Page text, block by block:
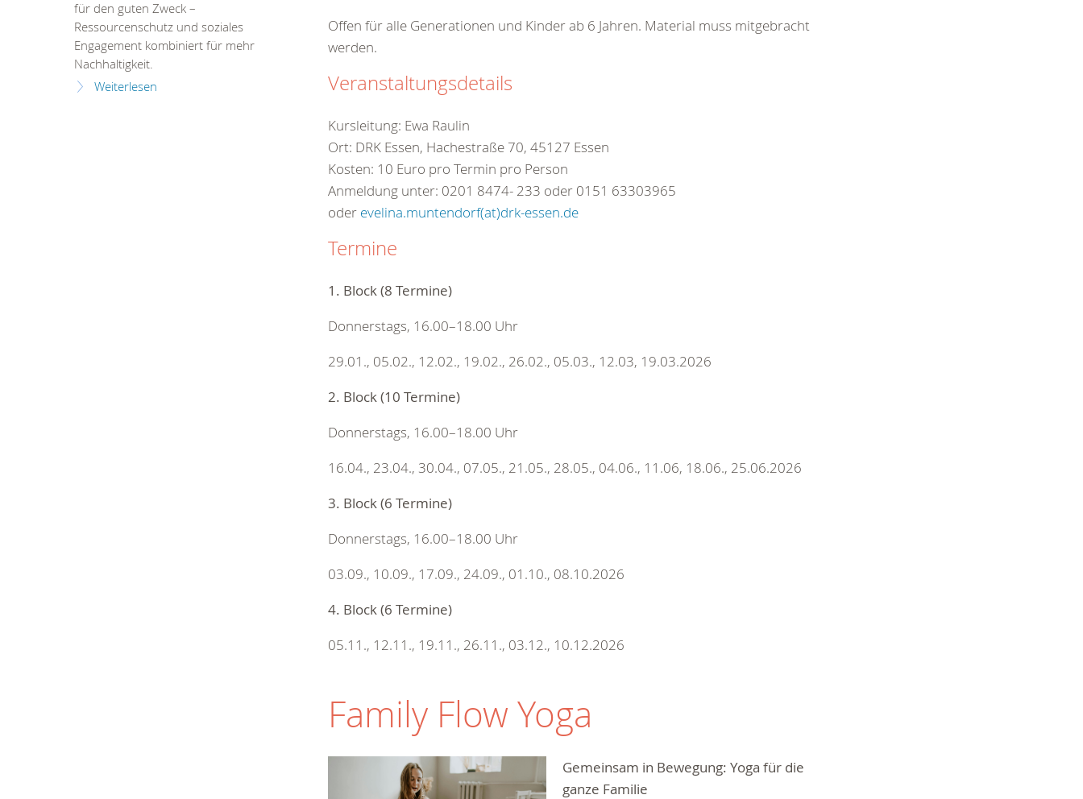
Offen für alle Generationen und Kinder ab 6 Jahren. Material muss mitgebracht
werden.
Veranstaltungsdetails
Kursleitung: Ewa Raulin
Ort: DRK Essen, Hachestraße 70, 45127 Essen
Kosten: 10 Euro pro Termin pro Person
Anmeldung unter: 0201 8474- 233 oder 0151 63303965
oder evelina.muntendorf(at)drk-essen.de
Termine
1. Block (8 Termine)
Donnerstags, 16.00–18.00 Uhr
29.01., 05.02., 12.02., 19.02., 26.02., 05.03., 12.03, 19.03.2026
2. Block (10 Termine)
Donnerstags, 16.00–18.00 Uhr
16.04., 23.04., 30.04., 07.05., 21.05., 28.05., 04.06., 11.06, 18.06., 25.06.2026
3. Block (6 Termine)
Donnerstags, 16.00–18.00 Uhr
03.09., 10.09., 17.09., 24.09., 01.10., 08.10.2026
4. Block (6 Termine)
05.11., 12.11., 19.11., 26.11., 03.12., 10.12.2026
Family Flow Yoga
Gemeinsam in Bewegung: Yoga für die
ganze Familie
für den guten Zweck –
Ressourcenschutz und soziales
Engagement kombiniert für mehr
Nachhaltigkeit.
Weiterlesen